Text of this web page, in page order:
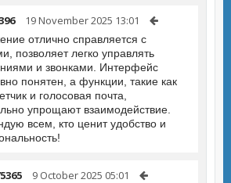
19 November 2025 13:01
отлично справляется с
позволяет легко управлять
и звонками. Интерфейс
понятен, а функции, такие как
и голосовая почта,
упрощают взаимодействие.
всем, кто ценит удобство и
9 October 2025 05:01